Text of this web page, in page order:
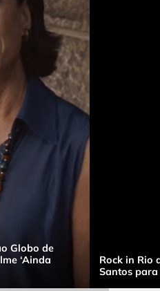
Globo de
‘Ainda
Rock in Rio
Santos